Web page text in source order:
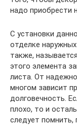
надо приобрести
С установки
отделке
также,
этого элемента
листа. От
многом зависит
долговечность.
плохо, то и
следует помнить,